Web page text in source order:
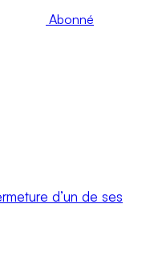
Abonné
d’un de ses